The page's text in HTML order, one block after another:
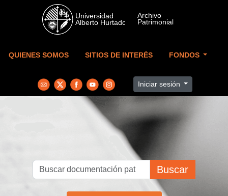
Skip to main content
QUIENES SOMOS SITIOS DE INTERÉS FONDOS
Iniciar sesión
Buscar